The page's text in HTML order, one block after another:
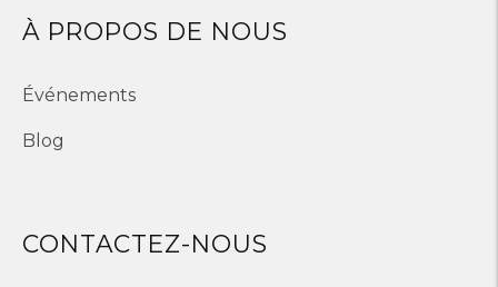
À PROPOS DE NOUS
Événements
Blog
CONTACTEZ-NOUS